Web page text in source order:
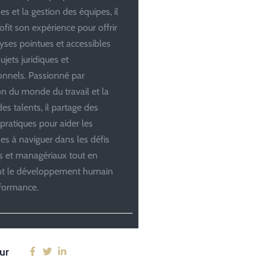
et la gestion des équipes, il
son expérience pour offrir
pointues et accessibles
juridiques et
Passionné par
du monde du travail et la
talents, il partage des
pour aider les
à naviguer dans les défis
et managériaux tout en
le développement humain